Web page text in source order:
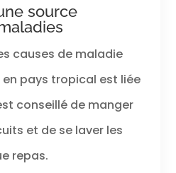
source
causes de maladie
pays tropical est liée
conseillé de manger
et de se laver les
repas.